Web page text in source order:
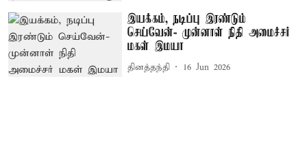
இயக்கம், நடிப்பு இரண்டும்
செய்வேன்- முன்னாள் நிதி அமைச்சர்
மகள் இமயா
தினத்தந்தி 16 Jun 2026